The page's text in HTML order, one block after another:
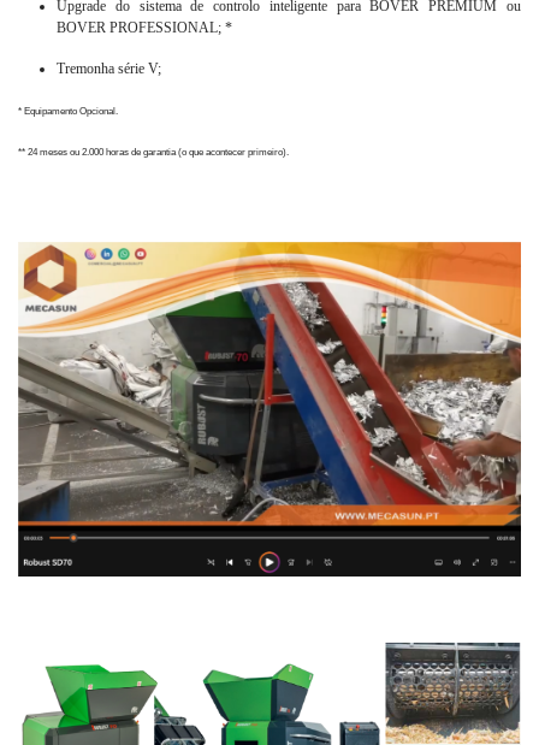
Upgrade do sistema de controlo inteligente para BOVER PREMIUM ou
BOVER PROFESSIONAL; *
Tremonha série V;
* Equipamento Opcional.
** 24 meses ou 2.000 horas de garantia (o que acontecer primeiro).